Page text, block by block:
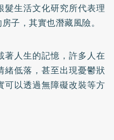
髮生活文化研究所代表理
子，其實也潛藏風險。
著人生的記憶，許多人在
緒低落，甚至出現憂鬱狀
可以透過無障礙改裝等方